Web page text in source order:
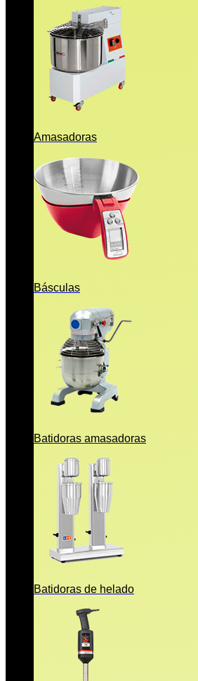
Amasadoras
Básculas
Batidoras amasadoras
Batidoras de helado